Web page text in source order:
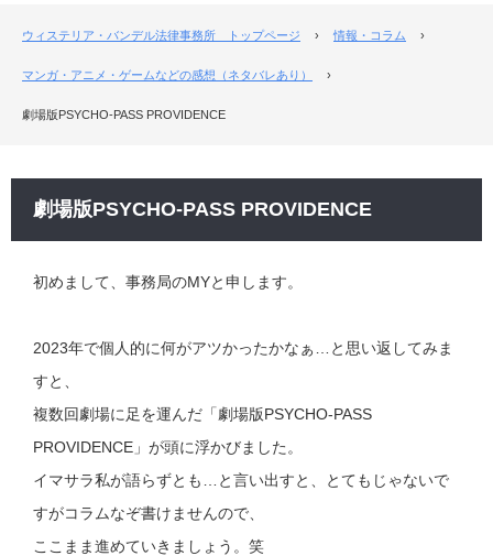
ウィステリア・バンデル法律事務所 トップページ › 情報・コラム ›
マンガ・アニメ・ゲームなどの感想（ネタバレあり） ›
劇場版PSYCHO-PASS PROVIDENCE
劇場版PSYCHO-PASS PROVIDENCE
初めまして、事務局のMYと申します。
2023年で個人的に何がアツかったかなぁ…と思い返してみま
すと、
複数回劇場に足を運んだ「劇場版PSYCHO-PASS
PROVIDENCE」が頭に浮かびました。
イマサラ私が語らずとも…と言い出すと、とてもじゃないで
すがコラムなぞ書けませんので、
ここまま進めていきましょう。笑